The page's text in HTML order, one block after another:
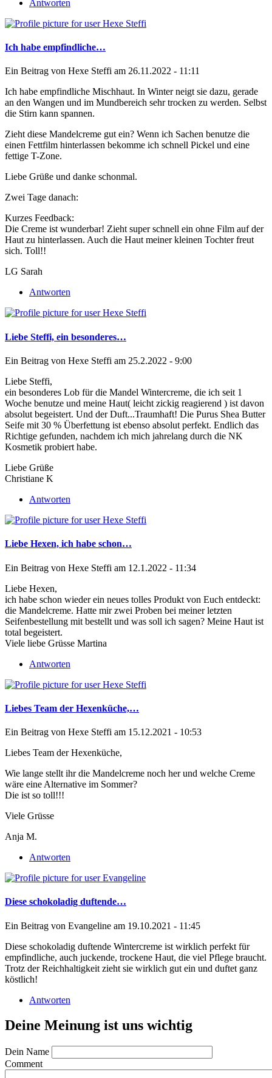
Antworten
Ich habe empfindliche…
Ein Beitrag von Hexe Steffi am 26.11.2022 - 11:11
Ich habe empfindliche Mischhaut. In Winter neigt sie dazu, gerade
an den Wangen und im Mundbereich sehr trocken zu werden. Selbst
die Stirn kann spannen.
Zieht diese Mandelcreme gut ein? Wenn ich Sachen benutze die
einen Fettfilm hinterlassen bekomme ich schnell Pickel und eine
fettige T-Zone.
Liebe Grüße und danke schonmal.
Zwei Tage danach:
Kurzes Feedback:
Die Creme ist wunderbar! Zieht super schnell ein ohne Film auf der
Haut zu hinterlassen. Auch die Haut meiner kleinen Tochter freut
sich. Toll!!
LG Sarah
Antworten
Liebe Steffi, ein besonderes…
Ein Beitrag von Hexe Steffi am 25.2.2022 - 9:00
Liebe Steffi,
ein besonderes Lob für die Mandel Wintercreme, die ich seit 1
Woche benutze und meine Haut( leicht zickig reagierend ) ist davon
absolut begeistert. Und der Duft...Traumhaft! Die Purus Shea Butter
Seife mit 30 % Überfettung ist ebenso absolut perfekt. Endlich das
Richtige gefunden, nachdem ich mich jahrelang durch die NK
Kosmetik probiert habe.
Liebe Grüße
Christiane K
Antworten
Liebe Hexen, ich habe schon…
Ein Beitrag von Hexe Steffi am 12.1.2022 - 11:34
Liebe Hexen,
ich habe schon wieder ein neues tolles Produkt von Euch entdeckt:
die Mandelcreme. Hatte mir zwei Proben bei meiner letzten
Seifenbestellung mit bestellt und was soll ich sagen? Meine Haut ist
total begeistert.
Viele liebe Grüsse Martina
Antworten
Liebes Team der Hexenküche,…
Ein Beitrag von Hexe Steffi am 15.12.2021 - 10:53
Liebes Team der Hexenküche,
Wie lange stellt ihr die Mandelcreme noch her und welche Creme
wäre eine Alternative im Sommer?
Die ist so toll!!!
Viele Grüsse
Anja M.
Antworten
Diese schokoladig duftende…
Ein Beitrag von Evangeline am 19.10.2021 - 11:45
Diese schokoladig duftende Wintercreme ist wirklich perfekt für
empfindliche, auch juckende, trockene Haut, die viel Pflege braucht.
Trotz der Reichhaltigkeit zieht sie wirklich gut ein und duftet ganz
köstlich!
Antworten
Deine Meinung ist uns wichtig
Dein Name
Comment